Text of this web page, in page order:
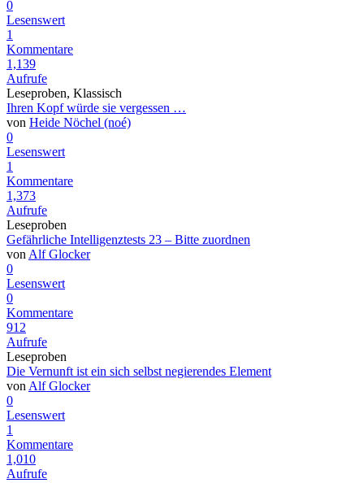
0
Lesenswert
1
Kommentare
1,139
Aufrufe
Leseproben, Klassisch
Ihren Kopf würde sie vergessen …
von Heide Nöchel (noé)
0
Lesenswert
1
Kommentare
1,373
Aufrufe
Leseproben
Gefährliche Intelligenztests 23 – Bitte zuordnen
von Alf Glocker
0
Lesenswert
0
Kommentare
912
Aufrufe
Leseproben
Die Vernunft ist ein sich selbst negierendes Element
von Alf Glocker
0
Lesenswert
1
Kommentare
1,010
Aufrufe